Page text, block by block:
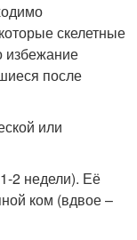
скелетные
избежание
после
или
2 недели). Её
ком (вдвое –